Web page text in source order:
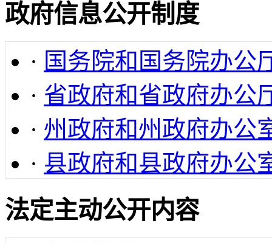
政府信息公开制度
· 国务院和国务院办公
· 省政府和省政府办公
· 州政府和州政府办公
· 县政府和县政府办公
法定主动公开内容